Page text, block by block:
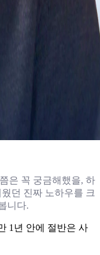
은 꼭 궁금해했을, 하
던 진짜 노하우를 크
니다.
1년 안에 절반은 사